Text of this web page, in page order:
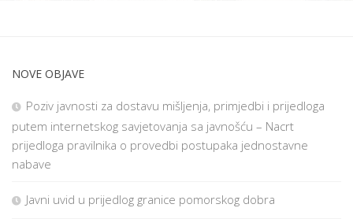
NOVE OBJAVE
Poziv javnosti za dostavu mišljenja, primjedbi i prijedloga
putem internetskog savjetovanja sa javnošću – Nacrt
prijedloga pravilnika o provedbi postupaka jednostavne
nabave
Javni uvid u prijedlog granice pomorskog dobra